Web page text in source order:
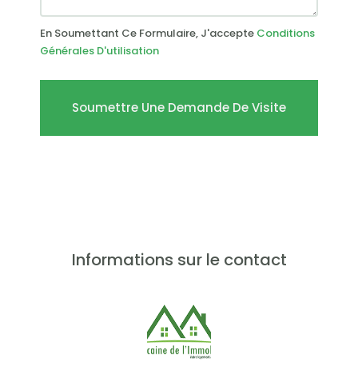
Sam
Dim
09
Août
En Soumettant Ce Formulaire, J'accepte Conditions
Générales D'utilisation
Soumettre Une Demande De Visite
Informations sur le contact